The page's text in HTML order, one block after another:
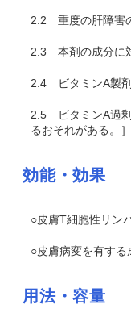
2.2 重度の肝障害
2.3 本剤の成分に
2.4 ビタミンA製
2.5 ビタミンA過
るおそれがある。］
効能・効果
○皮膚T細胞性リン
○皮膚病変を有す
用法・容量